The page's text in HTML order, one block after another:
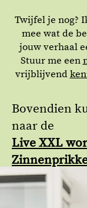
Twijfel je nog?
mee wat de
jouw verhaal
Stuur me een
vrijblijvend
Bovendien
naar de
Live XXL
Reserveer
je zeker